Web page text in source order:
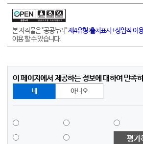
본 저작물은 "공공누리"제4유형:출처표시+상업적 이
이용 할 수 있습니다.
이 페이지에서 제공하는 정보에 대하여 만족
네 아니오
평가